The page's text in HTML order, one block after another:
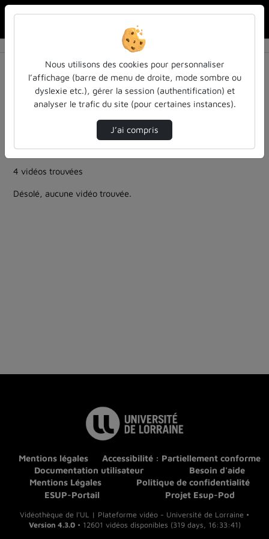
Résultats de la recherche
Filtres actifs (cliquer pour en retirer) :
entendu-des-confs-a-ecouter
ia-lintelligence-artificielle-approches-et-usages-a-
entendu-des-confs-a-ecouter
4 vidéos trouvées
Désolé, aucune vidéo trouvée.
Mentions légales
Accessibilité : Partiellement conforme
Documentation utilisateur
Besoin d'aide
Mentions Légales
Politique de confidentialité
ESUP-Portail
Projet Esup-Pod
Vidéothèque de l'UL | Plateforme vidéo - Université de Lorraine •
Version 4.3.0• 12601 vidéos disponibles (319 days, 16:33:41)
Nous utilisons des cookies pour personnaliser
l’affichage (barre de menu de droite, mode sombre ou
dyslexie etc.), gérer la session (authentification) et
analyser le trafic du site (pour certaines instances).
J’ai compris